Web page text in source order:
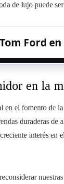
de lujo puede
Tom Ford
en la
en el fomento de
duraderas
interés en